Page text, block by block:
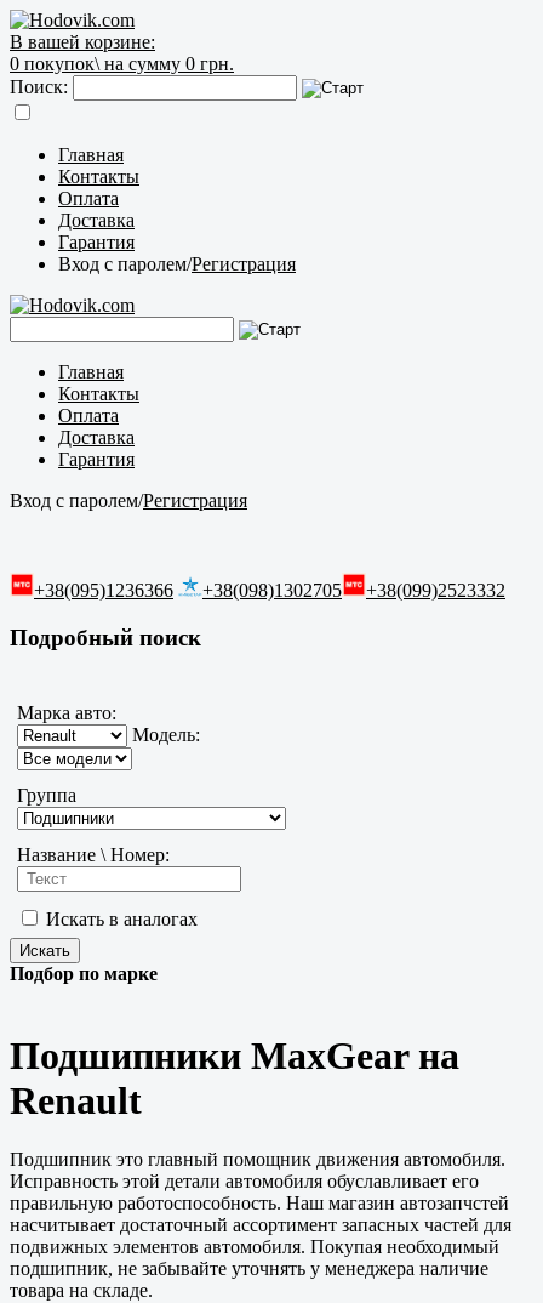
В вашей корзине:
0 покупок\ на сумму 0 грн.
Поиск:
Главная
Контакты
Оплата
Доставка
Гарантия
Вход с паролем/Регистрация
Главная
Контакты
Оплата
Доставка
Гарантия
Вход с паролем/Регистрация
+38(095)1236366 +38(098)1302705 +38(099)2523332
Подробный поиск
Марка авто:
Модель:
Группа
Название \ Номер:
Искать в аналогах
Подбор по марке
Подшипники MaxGear на
Renault
Подшипник это главный помощник движения автомобиля.
Исправность этой детали автомобиля обуславливает его
правильную работоспособность. Наш магазин автозапчстей
насчитывает достаточный ассортимент запасных частей для
подвижных элементов автомобиля. Покупая необходимый
подшипник, не забывайте уточнять у менеджера наличие
товара на складе.